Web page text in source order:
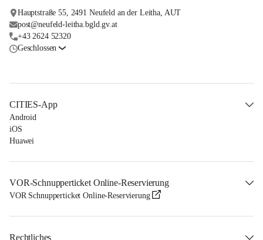
Hauptstraße 55, 2491 Neufeld an der Leitha, AUT
post@neufeld-leitha.bgld.gv.at
+43 2624 52320
Geschlossen
CITIES-App
Android
iOS
Huawei
VOR-Schnupperticket Online-Reservierung
VOR Schnupperticket Online-Reservierung
Rechtliches